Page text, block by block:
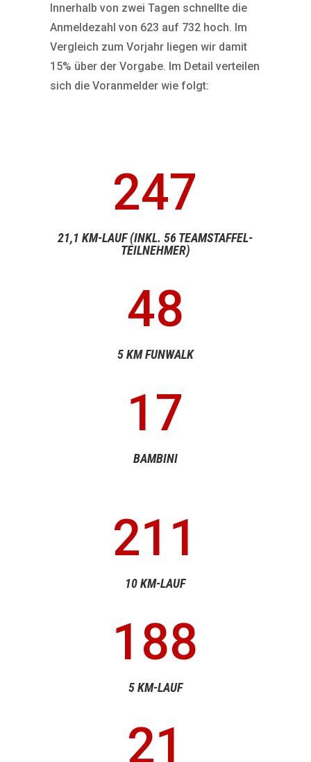
Innerhalb von zwei Tagen schnellte die
Anmeldezahl von 623 auf 732 hoch. Im
Vergleich zum Vorjahr liegen wir damit
15% über der Vorgabe. Im Detail verteilen
sich die Voranmelder wie folgt:
247
21,1 KM-LAUF (INKL. 56 TEAMSTAFFEL-
TEILNEHMER)
48
5 KM FUNWALK
17
BAMBINI
211
10 KM-LAUF
188
5 KM-LAUF
21